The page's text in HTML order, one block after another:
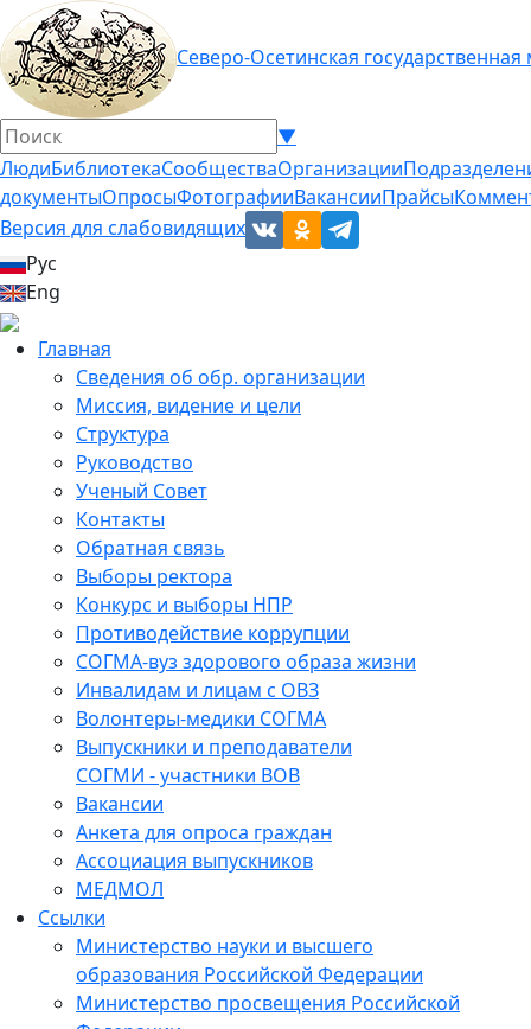
Северо-Осетинская
▼
ЛюдиБиблиотекаСообществаОрганизации
документыОпросыФотографииВакансииПрайсы
Версия для слабовидящих
Рус
Eng
Главная
Сведения об обр. организации
Миссия, видение и цели
Структура
Руководство
Ученый Совет
Контакты
Обратная связь
Выборы ректора
Конкурс и выборы НПР
Противодействие коррупции
СОГМА-вуз здорового образа жизни
Инвалидам и лицам с ОВЗ
Волонтеры-медики СОГМА
Выпускники и преподаватели
СОГМИ - участники ВОВ
Вакансии
Анкета для опроса граждан
Ассоциация выпускников
МЕДМОЛ
Ссылки
Министерство науки и высшего
образования Российской Федерации
Министерство просвещения Российской